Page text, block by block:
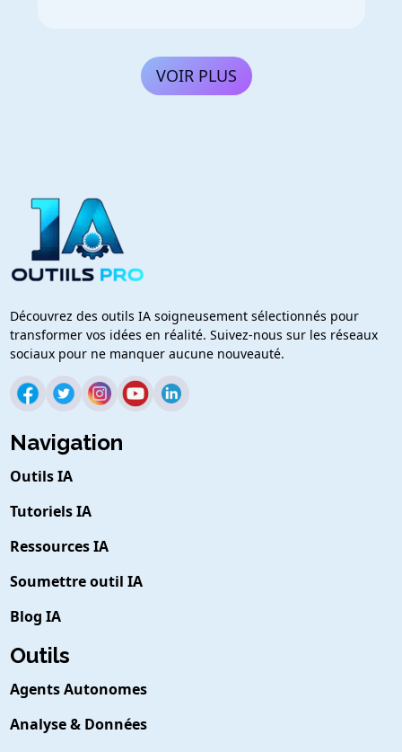
VOIR PLUS
Découvrez des outils IA soigneusement sélectionnés pour
transformer vos idées en réalité. Suivez-nous sur les réseaux
sociaux pour ne manquer aucune nouveauté.
Navigation
Outils IA
Tutoriels IA
Ressources IA
Soumettre outil IA
Blog IA
Outils
Agents Autonomes
Analyse & Données